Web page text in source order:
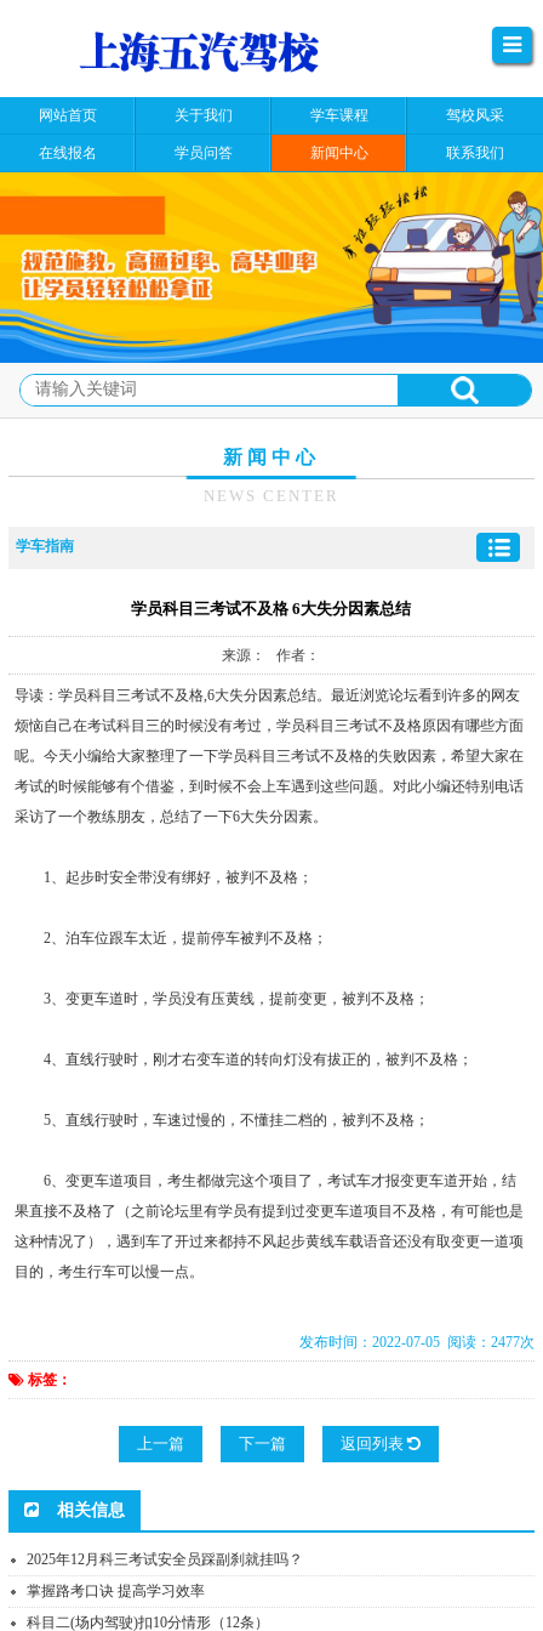
网站首页 关于我们 学车课程 驾校风采
在线报名 学员问答 新闻中心 联系我们
新闻中心
NEWS CENTER
学车指南
学员科目三考试不及格 6大失分因素总结
来源： 作者：
导读：学员科目三考试不及格,6大失分因素总结。最近浏览论坛看到许多的网友
烦恼自己在考试科目三的时候没有考过，学员科目三考试不及格原因有哪些方面
呢。今天小编给大家整理了一下学员科目三考试不及格的失败因素，希望大家在
考试的时候能够有个借鉴，到时候不会上车遇到这些问题。对此小编还特别电话
采访了一个教练朋友，总结了一下6大失分因素。
1、起步时安全带没有绑好，被判不及格；
2、泊车位跟车太近，提前停车被判不及格；
3、变更车道时，学员没有压黄线，提前变更，被判不及格；
4、直线行驶时，刚才右变车道的转向灯没有拔正的，被判不及格；
5、直线行驶时，车速过慢的，不懂挂二档的，被判不及格；
6、变更车道项目，考生都做完这个项目了，考试车才报变更车道开始，结
果直接不及格了（之前论坛里有学员有提到过变更车道项目不及格，有可能也是
这种情况了），遇到车了开过来都持不风起步黄线车载语音还没有取变更一道项
目的，考生行车可以慢一点。
发布时间：2022-07-05 阅读：2477次
标签：
上一篇 下一篇 返回列表
相关信息
2025年12月科三考试安全员踩副刹就挂吗？
掌握路考口诀 提高学习效率
科目二(场内驾驶)扣10分情形（12条）